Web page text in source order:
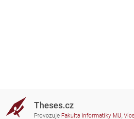
Theses.cz
Provozuje Fakulta informatiky MU,